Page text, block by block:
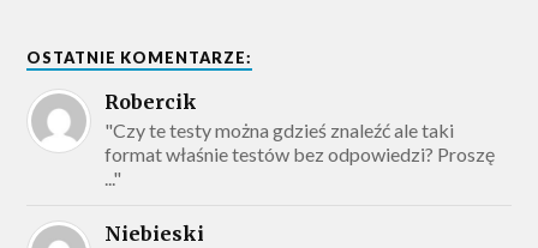
OSTATNIE KOMENTARZE:
Robercik
"Czy te testy można gdzieś znaleźć ale taki
format właśnie testów bez odpowiedzi? Proszę
..."
Niebieski